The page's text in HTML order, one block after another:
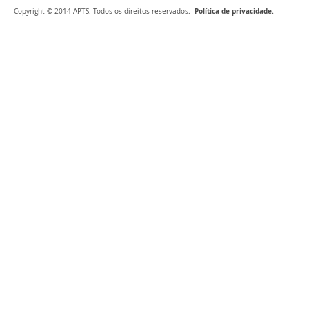
Copyright © 2014 APTS. Todos os direitos reservados. Política de privacidade.